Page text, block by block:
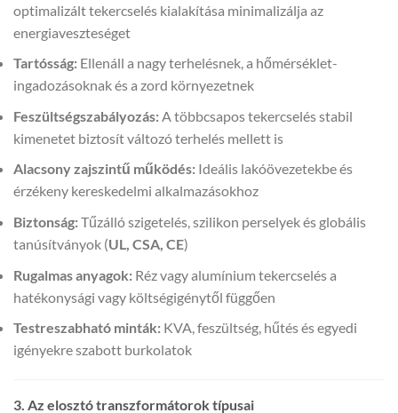
optimalizált tekercselés kialakítása minimalizálja az
energiaveszteséget
Tartósság: Ellenáll a nagy terhelésnek, a hőmérséklet-
ingadozásoknak és a zord környezetnek
Feszültségszabályozás:A többcsapos tekercselés stabil
kimenetet biztosít változó terhelés mellett is
Alacsony zajszintű működés: Ideális lakóövezetekbe és
érzékeny kereskedelmi alkalmazásokhoz
Biztonság:Tűzálló szigetelés, szilikon perselyek és globális
tanúsítványok (UL, CSA, CE)
Rugalmas anyagok: Réz vagy alumínium tekercselés a
hatékonysági vagy költségigénytől függően
Testreszabható minták: KVA, feszültség, hűtés és egyedi
igényekre szabott burkolatok
3. Az elosztó transzformátorok típusai